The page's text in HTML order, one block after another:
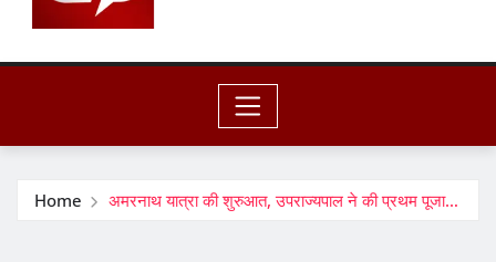
Home अमरनाथ यात्रा की शुरुआत, उपराज्यपाल ने की प्रथम पूजा…